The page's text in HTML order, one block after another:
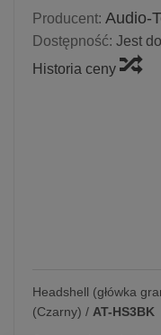
Producent: Audio-
Dostępność: Jest
Historia ceny
Headshell (główka
(Czarny) / AT-HS3BK